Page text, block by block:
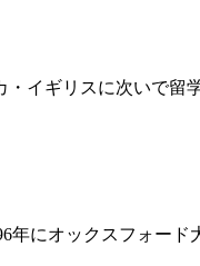
ギリスに次いで留
オックスフォード